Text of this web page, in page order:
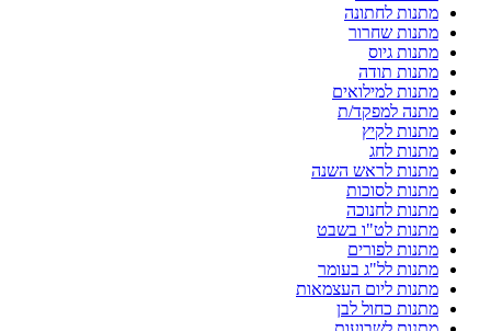
מתנות לחתונה
מתנות שחרור
מתנות גיוס
מתנות תודה
מתנות למילואים
מתנה למפקד/ת
מתנות לקיץ
מתנות לחג
מתנות לראש השנה
מתנות לסוכות
מתנות לחנוכה
מתנות לט"ו בשבט
מתנות לפורים
מתנות לל"ג בעומר
מתנות ליום העצמאות
מתנות כחול לבן